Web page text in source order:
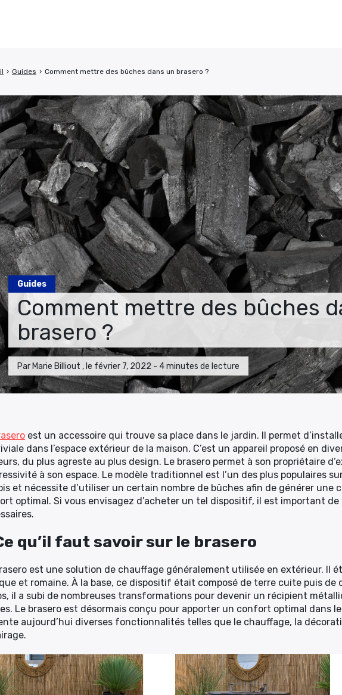
Guides
Comment mettre des bûches
brasero ?
Par Marie Billiout , le février 7, 2022 - 4 minutes de lecture
› Guides › Comment mettre des bûches dans un brasero ?
est un accessoire qui trouve sa place dans le jardin. Il permet
dans l’espace extérieur de la maison. C’est un appareil proposé en
du plus agreste au plus design. Le brasero permet à son propriétaire
à son espace. Le modèle traditionnel est l’un des plus populaires
et nécessite d’utiliser un certain nombre de bûches afin de générer une
optimal. Si vous envisagez d’acheter un tel dispositif, il est important
qu’il faut savoir sur le brasero
est une solution de chauffage généralement utilisée en extérieur. Il
et romaine. À la base, ce dispositif était composé de terre cuite puis de
il a subi de nombreuses transformations pour devenir un récipient
Le brasero est désormais conçu pour apporter un confort optimal dans
aujourd’hui diverses fonctionnalités telles que le chauffage, la
Rechercher